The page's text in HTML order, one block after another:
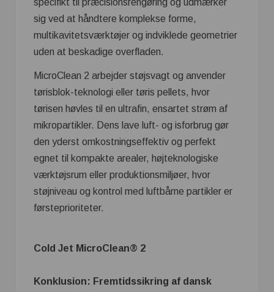
specifikt til præcisionsrengøring og udmærker
sig ved at håndtere komplekse forme,
multikavitetsværktøjer og indviklede geometrier
uden at beskadige overfladen.
MicroClean 2 arbejder støjsvagt og anvender
tørisblok-teknologi eller tøris pellets, hvor
tørisen høvles til en ultrafin, ensartet strøm af
mikropartikler. Dens lave luft- og isforbrug gør
den yderst omkostningseffektiv og perfekt
egnet til kompakte arealer, højteknologiske
værktøjsrum eller produktionsmiljøer, hvor
støjniveau og kontrol med luftbårne partikler er
førsteprioriteter.
Cold Jet MicroClean® 2
Konklusion: Fremtidssikring af dansk